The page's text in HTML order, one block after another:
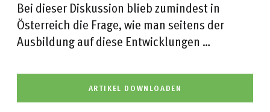
Bei dieser Diskussion blieb zumindest in
Österreich die Frage, wie man seitens der
Ausbildung auf diese Entwicklungen …
ARTIKEL DOWNLOADEN